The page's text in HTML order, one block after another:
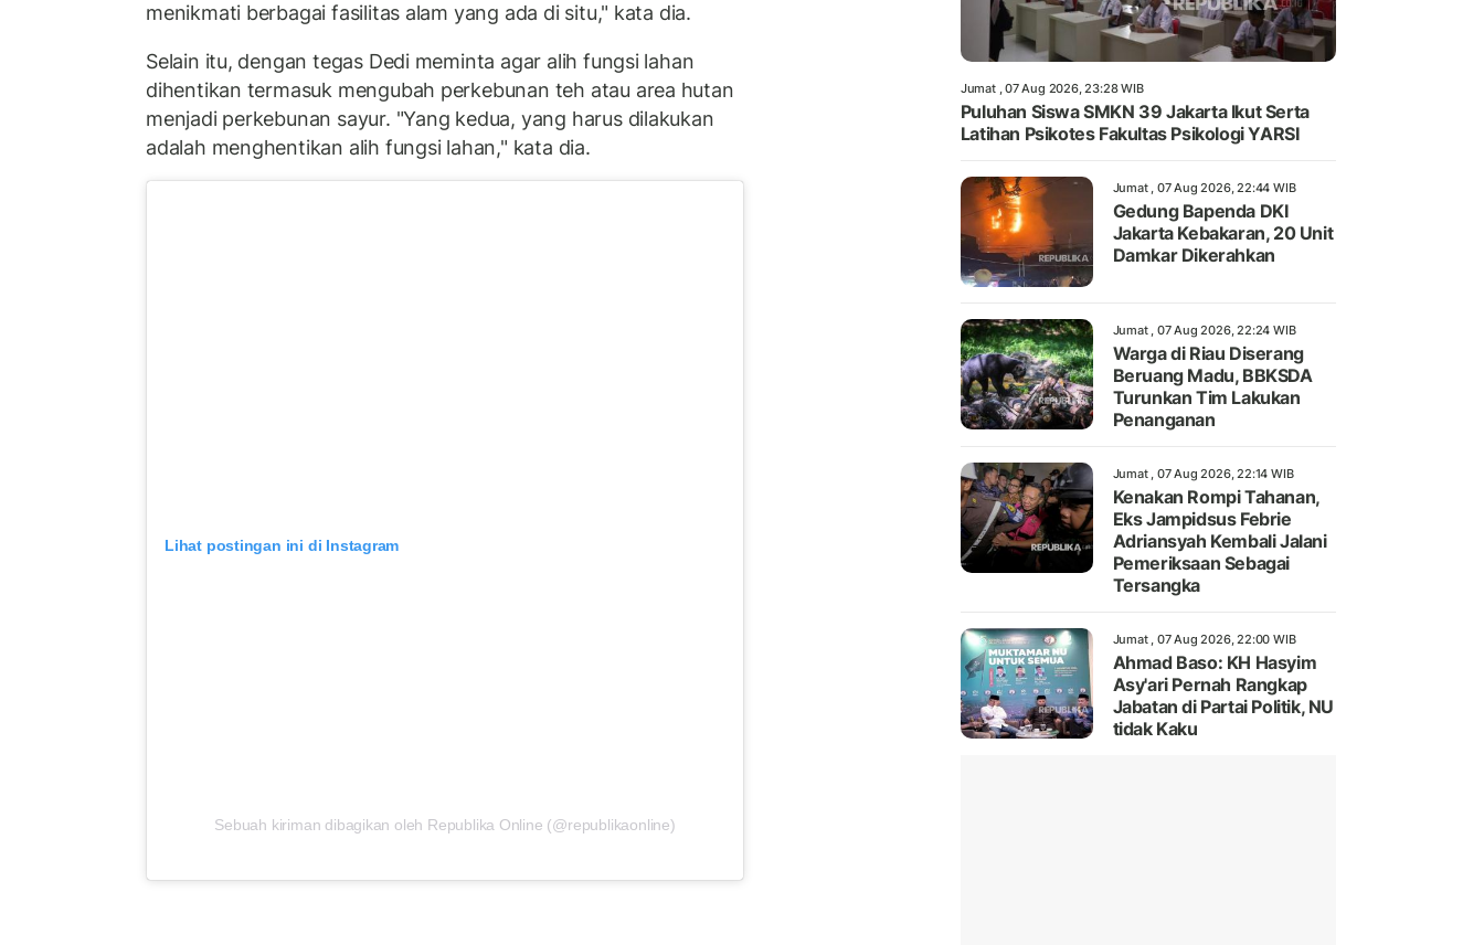
menikmati berbagai fasilitas alam yang ada di situ," kata dia.
Selain itu, dengan tegas Dedi meminta agar alih fungsi lahan
dihentikan termasuk mengubah perkebunan teh atau area hutan
menjadi perkebunan sayur. "Yang kedua, yang harus dilakukan
adalah menghentikan alih fungsi lahan," kata dia.
Lihat postingan ini di Instagram
Sebuah kiriman dibagikan oleh Republika Online (@republikaonline)
Jumat , 07 Aug 2026, 23:28 WIB
Puluhan Siswa SMKN 39 Jakarta Ikut Serta
Latihan Psikotes Fakultas Psikologi YARSI
Jumat , 07 Aug 2026, 22:44 WIB
Gedung Bapenda DKI
Jakarta Kebakaran, 20 Unit
Damkar Dikerahkan
Jumat , 07 Aug 2026, 22:24 WIB
Warga di Riau Diserang
Beruang Madu, BBKSDA
Turunkan Tim Lakukan
Penanganan
Jumat , 07 Aug 2026, 22:14 WIB
Kenakan Rompi Tahanan,
Eks Jampidsus Febrie
Adriansyah Kembali Jalani
Pemeriksaan Sebagai
Tersangka
Jumat , 07 Aug 2026, 22:00 WIB
Ahmad Baso: KH Hasyim
Asy'ari Pernah Rangkap
Jabatan di Partai Politik, NU
tidak Kaku